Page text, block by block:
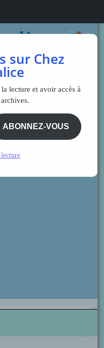
sur Chez
lecture et avoir accès à
ABONNEZ-VOUS